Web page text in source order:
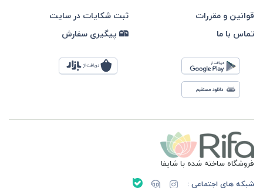
قوانین و مقررات
ثبت شکایات در سایت
تماس با ما
پیگیری سفارش
فروشگاه ساخته شده با شاپفا
شبکه های اجتماعی :